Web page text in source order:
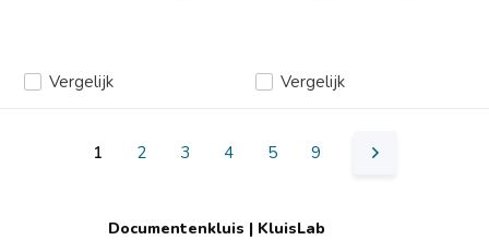
Vergelijk Vergelijk
1 2 3 4 5 9
Documentenkluis | KluisLab